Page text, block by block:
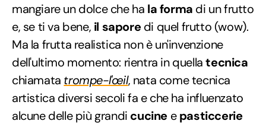
mangiare un dolce che ha la forma di un frutto
e, se ti va bene, il saporedi quel frutto (wow).
Ma la frutta realistica non è un'invenzione
dell'ultimo momento: rientra in quellatecnica
chiamata trompe-l'œil, nata come tecnica
artistica diversi secoli fa e che ha influenzato
alcune delle più grandi cucine epasticcerie